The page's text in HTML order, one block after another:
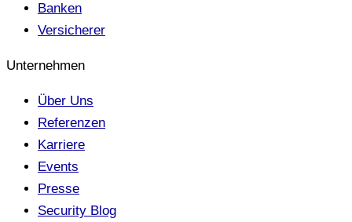
Banken
Versicherer
Unternehmen
Über Uns
Referenzen
Karriere
Events
Presse
Security Blog